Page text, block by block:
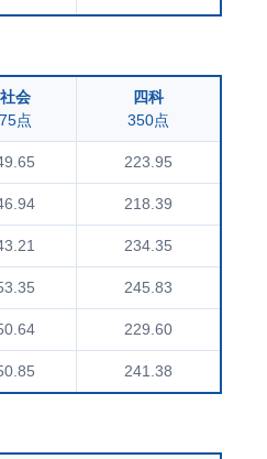
社会
75点
四科
350点
223.95
218.39
234.35
245.83
229.60
241.38